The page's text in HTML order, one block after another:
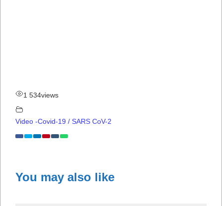
1 534views
Video -Covid-19 / SARS CoV-2
You may also like